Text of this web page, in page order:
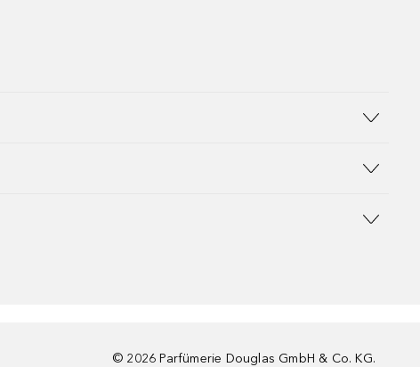
© 2026 Parfümerie Douglas GmbH & Co. KG.